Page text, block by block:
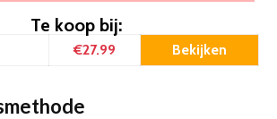
Te koop bij:
€27.99 Bekijken